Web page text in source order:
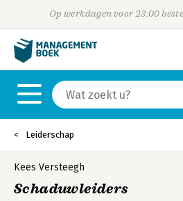
Op werkdagen voor 23:00
Leiderschap
Kees Versteegh
Schaduwleiders